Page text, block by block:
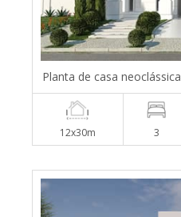
Planta de casa neoclássica
12x30m 3